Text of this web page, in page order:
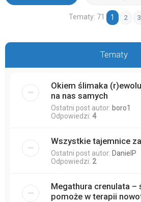
Tematy: 71 1 2 3
Tematy
Okiem ślimaka
na nas samych
Ostatni post autor: boro1
Odpowiedzi: 4
Wszystkie tajemnice
Ostatni post autor: DanielP
Odpowiedzi: 2
Megathura crenulata –
pomoże w terapii